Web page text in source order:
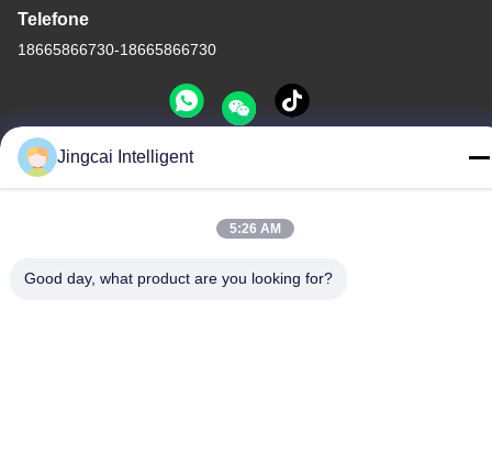
Telefone
18665866730-18665866730
China bom Qualidade Módulo da exposição ESP32 Fornecedor.
Copyright © -2026 Shenzhen Jingcai Intelligent Co., Ltd. Todos.
Jingcai Intelligent
5:26 AM
Good day, what product are you looking for?